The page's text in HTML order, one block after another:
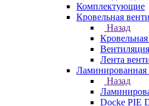
Комплектующие
Кровельная
Назад
Лента
Ламинированная
Назад
Docke PIE